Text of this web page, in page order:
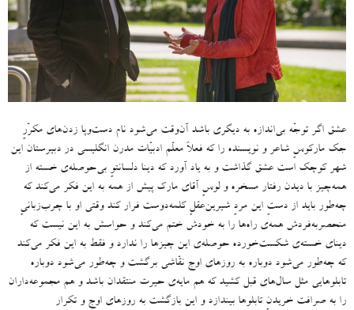
عشق اگر توجّه بی‌اندازه به دیگری باشد آن‌وقت می‌شود نام دست‌وپا زدن‌های مکرّرِ
جک مارکوسِ شاعر و نویسنده را که فعلاً معلّم ادبیّات مدرن انگلیسی در دبیرستان این
شهر کوچک است عشق گذاشت و به یاد آورد که دینا دلسانتوِ بی‌حوصله‌ی خسته‌ از
همه‌چیز با دیدن رفتار مسخره و لوسِ آقای مارک پیش از همه به این فکر می‌کند که
چه‌طور باید از دستِ این مردِ شیرین‌عقلِ کلمه‌‌دوست فرار کند وقتی او با چرب‌زبانیِ
منحصربه‌فردش همه‌ی راه‌ها را به خودش ختم می‌کند و حواسش به این نیست که
دینای خسته‌ی شکست‌خورده‌ حوصله‌ی این چیزها را ندارد و فقط به این فکر می‌‌کند
که چه‌طور می‌شود دوباره به روزهای اوج نقّاشی برگشت و چه‌طور می‌شود دوباره
تابلوهایی مثل سال‌های قبل کشید که هم مایه‌ی حیرت منتقدان باشد و هم مجموعه‌داران
را به صرافت خریدنِ تابلوها بیندازد و این بازگشت به روزهای اوج و تکرار